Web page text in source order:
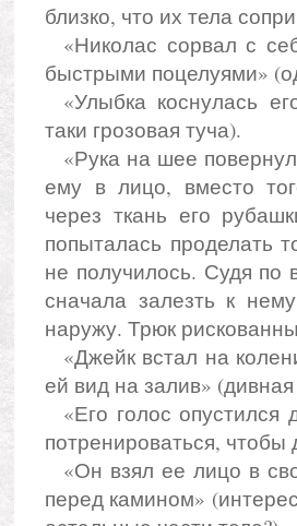
близко, что их тела
«Николас сорвал с себя одежду и принялся осыпать ее
быстрыми поцелуями»
«Улыбка коснулась его губ, наползая на лицо» (прямо-
таки грозовая туча).
«Рука на шее повернула ее голову, позволив ей смотреть
ему в лицо, вместо
через ткань его
попыталась проделать
не получилось. Судя по
сначала залезть к
наружу. Трюк
«Джейк встал на колени, стягивая с нее джинсы и открыв
ей вид на залив»
«Его голос опустился до постельных тонов» (попробуйте
потренироваться,
«Он взял ее лицо в свои руки и, целуя, опустил на ковер
перед камином»